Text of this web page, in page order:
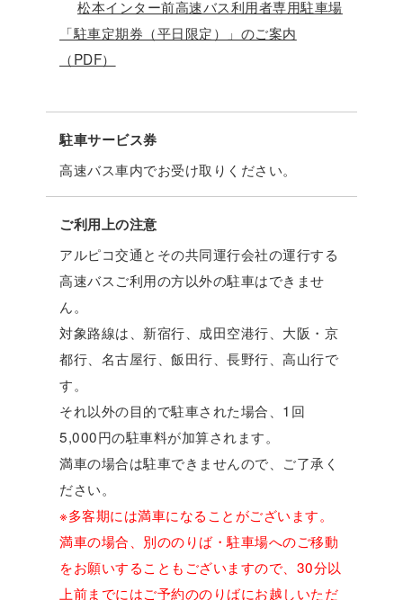
松本インター前高速バス利用者専用駐車場
「駐車定期券（平日限定）」のご案内
（PDF）
駐車サービス券
高速バス車内でお受け取りください。
ご利用上の注意
アルピコ交通とその共同運行会社の運行する
高速バスご利用の方以外の駐車はできませ
ん。
対象路線は、新宿行、成田空港行、大阪・京
都行、名古屋行、飯田行、長野行、高山行で
す。
それ以外の目的で駐車された場合、1回
5,000円の駐車料が加算されます。
満車の場合は駐車できませんので、ご了承く
ださい。
※多客期には満車になることがございます。
満車の場合、別ののりば・駐車場へのご移動
をお願いすることもございますので、30分以
上前までにはご予約ののりばにお越しいただ